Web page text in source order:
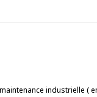
industrielle (